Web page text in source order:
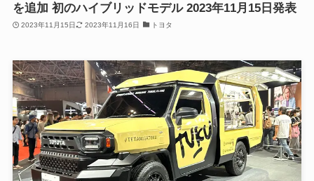
を追加 初のハイブリッドモデル 2023年11月15日発表
2023年11月15日 2023年11月16日 トヨタ